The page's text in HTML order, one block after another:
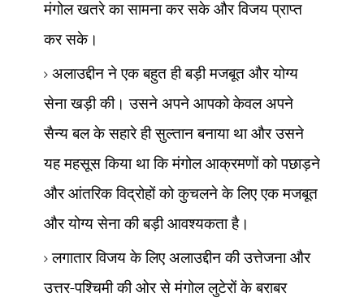
मंगोल खतरे का सामना कर सके और विजय प्राप्त
कर सके।
अलाउद्दीन ने एक बहुत ही बड़ी मजबूत और योग्य
सेना खड़ी की। उसने अपने आपको केवल अपने
सैन्य बल के सहारे ही सुल्तान बनाया था और उसने
यह महसूस किया था कि मंगोल आक्रमणों को पछाड़ने
और आंतरिक विद्रोहों को कुचलने के लिए एक मजबूत
और योग्य सेना की बड़ी आवश्यकता है।
लगातार विजय के लिए अलाउद्दीन की उत्तेजना और
उत्तर-पश्चिमी की ओर से मंगोल लुटेरों के बराबर